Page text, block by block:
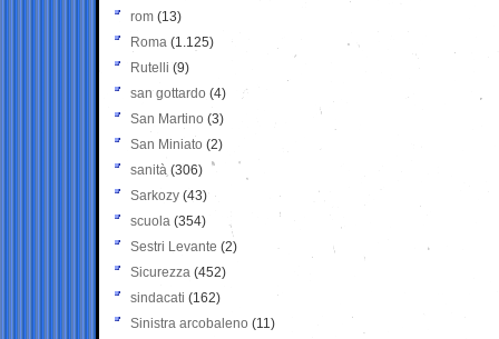
rom (13)
Roma (1.125)
Rutelli (9)
san gottardo (4)
San Martino (3)
San Miniato (2)
sanità (306)
Sarkozy (43)
scuola (354)
Sestri Levante (2)
Sicurezza (452)
sindacati (162)
Sinistra arcobaleno (11)